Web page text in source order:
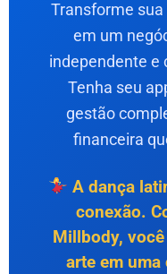
Transforme
em um
independente e
Tenha seu
gestão
financeira
A dança
conexão.
Millbody,
arte em